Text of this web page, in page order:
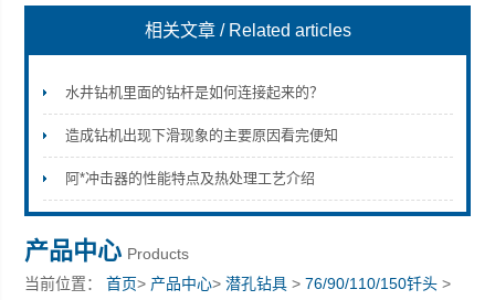
宣化县瑞科钻孔机械厂
相关文章 / Related articles
水井钻机里面的钻杆是如何连接起来的？
造成钻机出现下滑现象的主要原因看完便知
阿*冲击器的性能特点及热处理工艺介绍
产品中心 Products
当前位置：首页> 产品中心>潜孔钻具 >76/90/110/150钎头 >